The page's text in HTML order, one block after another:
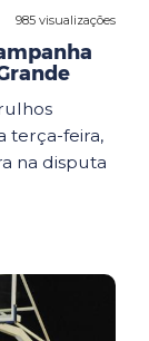
985 visualizações
terça-feira,
na disputa